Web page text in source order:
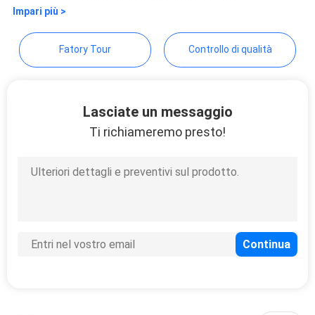
Impari più >
Fatory Tour Controllo di qualità
Lasciate un messaggio
Ti richiameremo presto!